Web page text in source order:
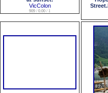
VicColon
909 / 0.00 / 1